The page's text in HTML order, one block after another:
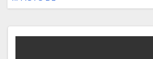
MAÑANA POR MÍ